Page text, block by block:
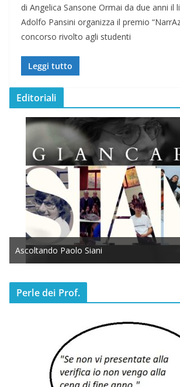
di Angelica Sansone Ormai da due anni il
Adolfo Pansini organizza il premio
concorso rivolto agli studenti
Leggi tutto
Editoriali
Ascoltando Paolo Siani
Perle dei Prof.